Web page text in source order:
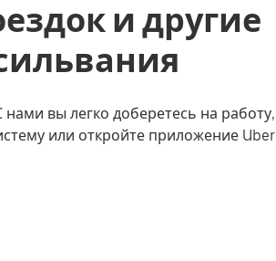
и другие
вы легко доберетесь на работу,
или откройте приложение Uber